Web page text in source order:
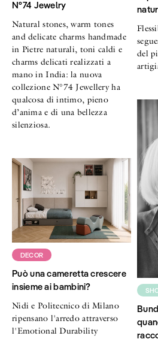
N°74 Jewelry
Natural stones, warm tones
and delicate charms handmade
in Pietre naturali, toni caldi e
charms delicati realizzati a
mano in India: la nuova
collezione N°74 Jewellery ha
qualcosa di intimo, pieno
d’anima e di una bellezza
silenziosa.
del
DECOR
Può una cameretta crescere
insieme ai bambini?
Nidi e Politecnico di Milano
ripensano l'arredo attraverso
l'Emotional Durability